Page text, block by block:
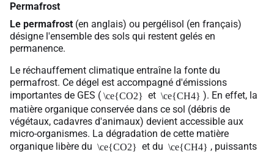
Permafrost
Le permafrost (en anglais) ou pergélisol (en français)
désigne l'ensemble des sols qui restent gelés en
permanence.
Le réchauffement climatique entraîne la fonte du
permafrost. Ce dégel est accompagné d'émissions
importantes de GES ( \ce{CO2} et \ce{CH4} ). En effet, la
matière organique conservée dans ce sol (débris de
végétaux, cadavres d'animaux) devient accessible aux
micro-organismes. La dégradation de cette matière
organique libère du \ce{CO2} et du \ce{CH4} , puissants